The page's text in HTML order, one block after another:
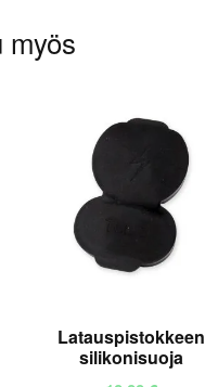
myös
Latauspistokkeen
silikonisuoja